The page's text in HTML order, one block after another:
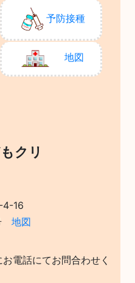
予防接種
地図
クリ
4-16
地図
電話にてお問合わせく